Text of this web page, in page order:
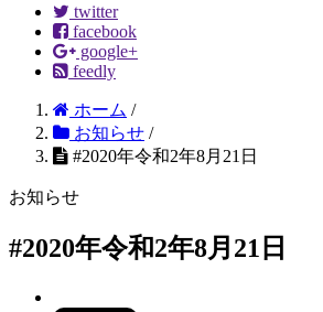
twitter
facebook
google+
feedly
ホーム /
お知らせ /
#2020年令和2年8月21日
お知らせ
#2020年令和2年8月21日